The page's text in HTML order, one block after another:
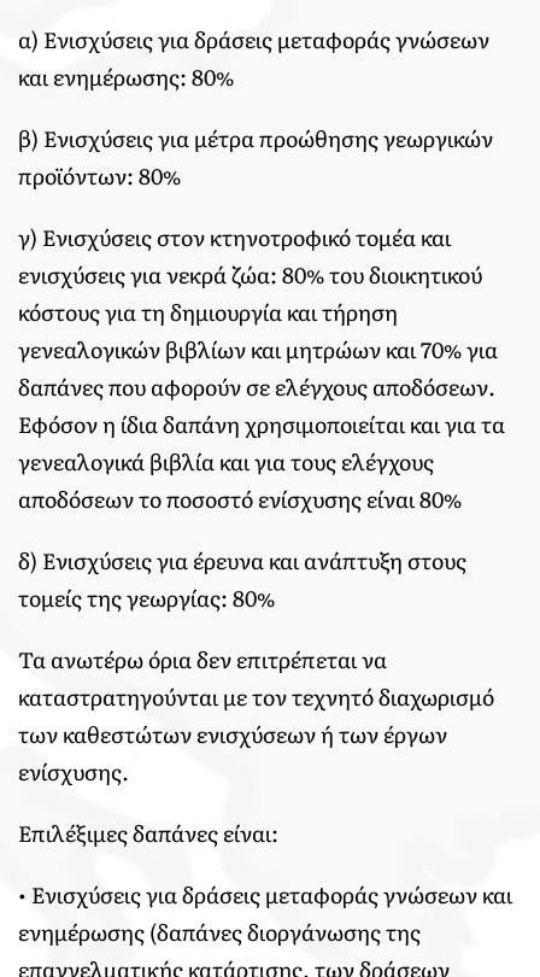
α) Ενισχύσεις για δράσεις μεταφοράς γνώσεων
και ενημέρωσης: 80%
β) Ενισχύσεις για μέτρα προώθησης γεωργικών
προϊόντων: 80%
γ) Ενισχύσεις στον κτηνοτροφικό τομέα και
ενισχύσεις για νεκρά ζώα: 80% του διοικητικού
κόστους για τη δημιουργία και τήρηση
γενεαλογικών βιβλίων και μητρώων και 70% για
δαπάνες που αφορούν σε ελέγχους αποδόσεων.
Εφόσον η ίδια δαπάνη χρησιμοποιείται και για τα
γενεαλογικά βιβλία και για τους ελέγχους
αποδόσεων το ποσοστό ενίσχυσης είναι 80%
δ) Ενισχύσεις για έρευνα και ανάπτυξη στους
τομείς της γεωργίας: 80%
Τα ανωτέρω όρια δεν επιτρέπεται να
καταστρατηγούνται με τον τεχνητό διαχωρισμό
των καθεστώτων ενισχύσεων ή των έργων
ενίσχυσης.
Επιλέξιμες δαπάνες είναι:
• Ενισχύσεις για δράσεις μεταφοράς γνώσεων και
ενημέρωσης (δαπάνες διοργάνωσης της
επαγγελματικής κατάρτισης, των δράσεων